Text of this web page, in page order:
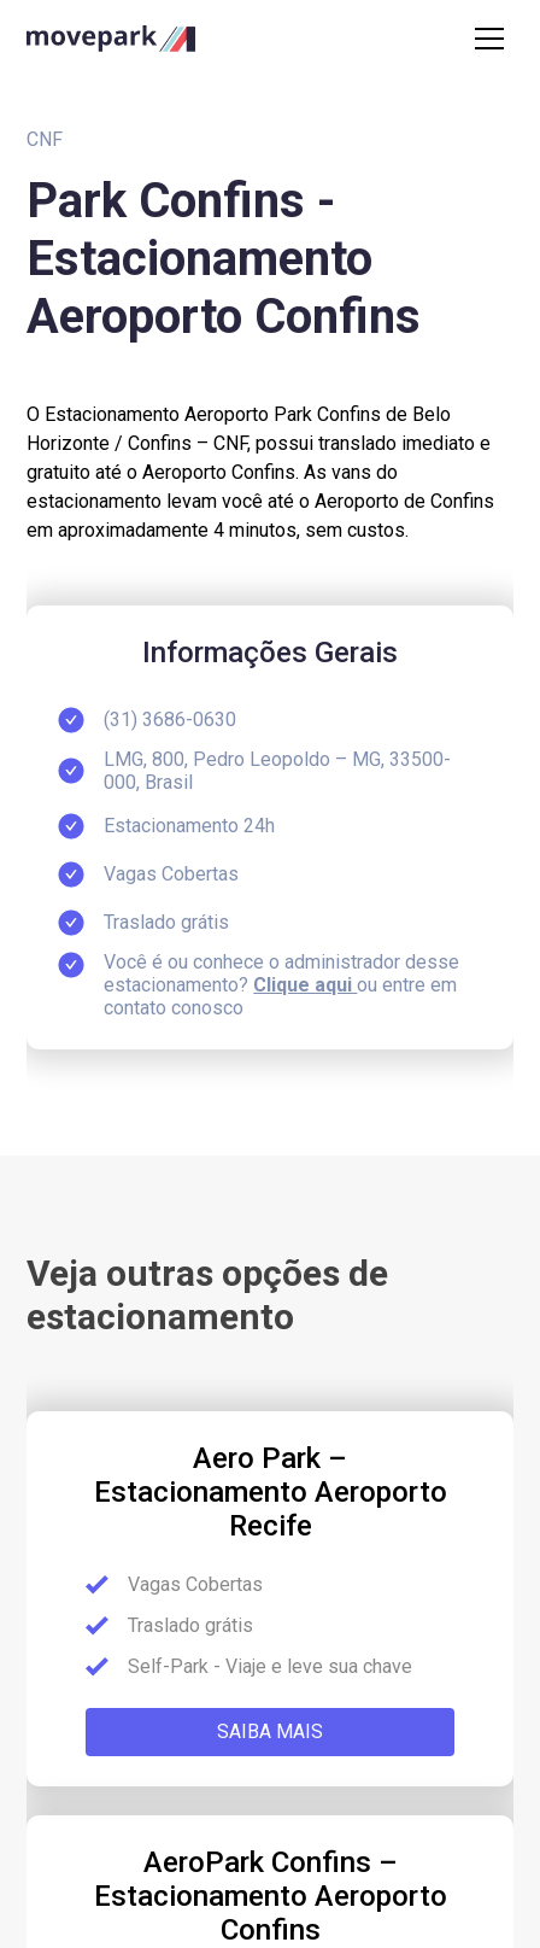
CNF
Park Confins -
Estacionamento
Aeroporto Confins
O Estacionamento Aeroporto Park Confins de Belo
Horizonte / Confins – CNF, possui translado imediato e
gratuito até o Aeroporto Confins. As vans do
estacionamento levam você até o Aeroporto de Confins
em aproximadamente 4 minutos, sem custos.
Informações Gerais
(31) 3686-0630
LMG, 800, Pedro Leopoldo – MG, 33500-
000, Brasil
Estacionamento 24h
Vagas Cobertas
Traslado grátis
Você é ou conhece o administrador desse
estacionamento? Clique aquiou entre em
contato conosco
Veja outras opções de
estacionamento
Aero Park –
Estacionamento Aeroporto
Recife
Vagas Cobertas
Traslado grátis
Self-Park - Viaje e leve sua chave
SAIBA MAIS
AeroPark Confins –
Estacionamento Aeroporto
Confins